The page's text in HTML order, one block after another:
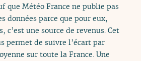
que Météo France ne publie pas
données parce que pour eux,
c’est une source de revenus. Cet
permet de suivre l’écart par
sur toute la France. Une